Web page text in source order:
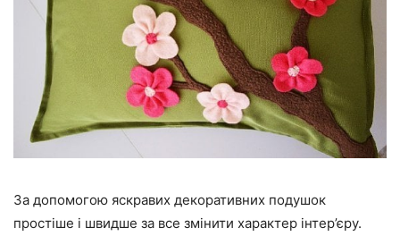
За допомогою яскравих декоративних подушок
простіше і швидше за все змінити характер інтер’єру.